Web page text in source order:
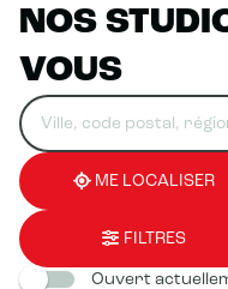
NOS
VOUS
Rechercher
un
établissement
Veuillez
renseigner
une
adresse
0
résultat(s)
trouvé(s)
ME LOCALISER
FILTRES
Ouvert